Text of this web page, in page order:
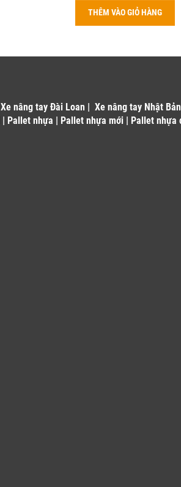
THÊM VÀO GIỎ HÀNG
Xe nâng tay Đài Loan | Xe nâng tay Nhật Bản
| Pallet nhựa | Pallet nhựa mới | Pallet nhựa